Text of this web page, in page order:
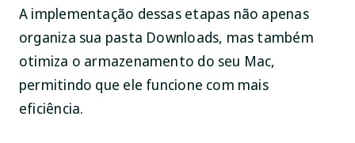
A implementação dessas etapas não apenas
organiza sua pasta Downloads, mas também
otimiza o armazenamento do seu Mac,
permitindo que ele funcione com mais
eficiência.